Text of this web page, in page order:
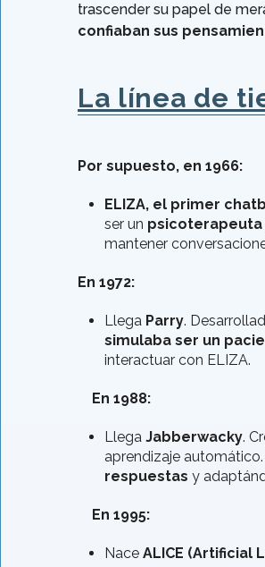
trascender su papel de
confiaban sus
La línea de
Por supuesto, en 1966:
ELIZA, el primer
ser un psicoterapeuta
mantener
En 1972:
Llega Parry.
simulaba ser un
interactuar con ELIZA.
En 1988:
Llega Jabberwacky.
aprendizaje automático.
respuestas y
En 1995:
Nace ALICE (Artificial